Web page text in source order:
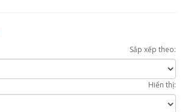
Sắp xếp theo:
Hiển thị: